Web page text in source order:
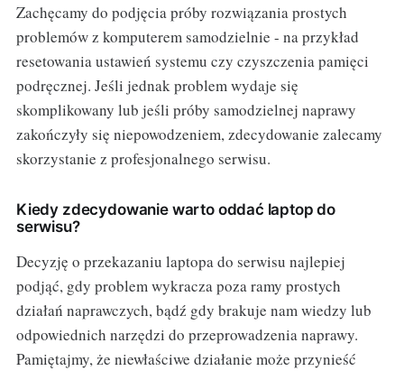
Zachęcamy do podjęcia próby rozwiązania prostych
problemów z komputerem samodzielnie - na przykład
resetowania ustawień systemu czy czyszczenia pamięci
podręcznej. Jeśli jednak problem wydaje się
skomplikowany lub jeśli próby samodzielnej naprawy
zakończyły się niepowodzeniem, zdecydowanie zalecamy
skorzystanie z profesjonalnego serwisu.
Kiedy zdecydowanie warto oddać laptop do
serwisu?
Decyzję o przekazaniu laptopa do serwisu najlepiej
podjąć, gdy problem wykracza poza ramy prostych
działań naprawczych, bądź gdy brakuje nam wiedzy lub
odpowiednich narzędzi do przeprowadzenia naprawy.
Pamiętajmy, że niewłaściwe działanie może przynieść